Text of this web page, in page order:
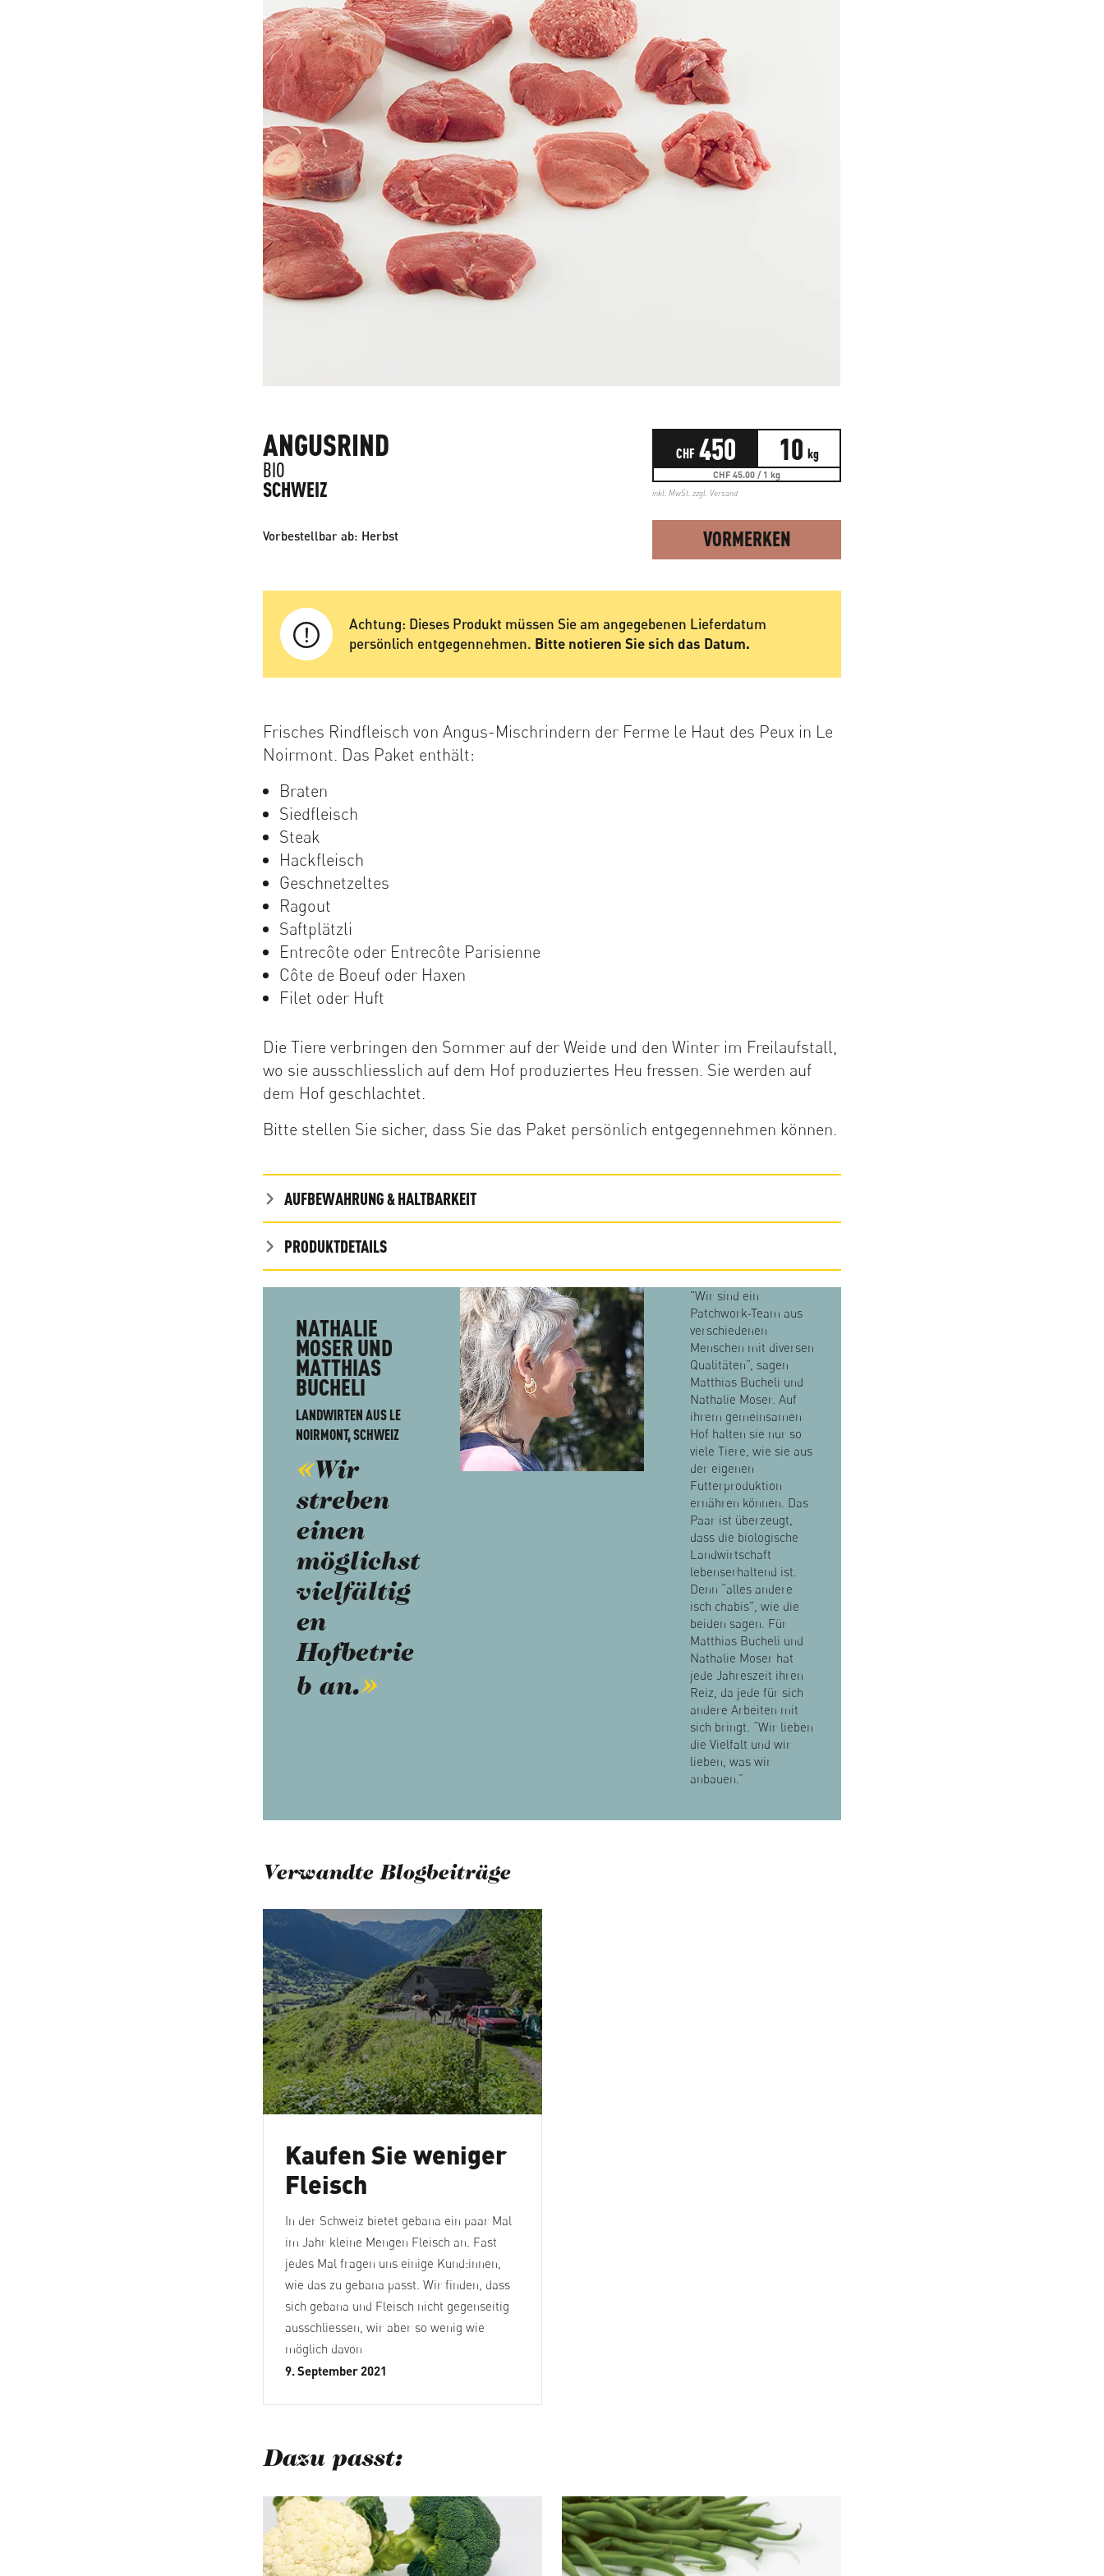
ANGUSRIND
BIO
SCHWEIZ
Vorbestellbar ab: Herbst
CHF 450 10 kg
CHF 45.00 / 1 kg
inkl. MwSt. zzgl. Versand
VORMERKEN
Achtung: Dieses Produkt müssen Sie am angegebenen Lieferdatum
persönlich entgegennehmen. Bitte notieren Sie sich das Datum.
Frisches Rindfleisch von Angus-Mischrindern der Ferme le Haut des Peux in Le
Noirmont. Das Paket enthält:
Braten
Siedfleisch
Steak
Hackfleisch
Geschnetzeltes
Ragout
Saftplätzli
Entrecôte oder Entrecôte Parisienne
Côte de Boeuf oder Haxen
Filet oder Huft
Die Tiere verbringen den Sommer auf der Weide und den Winter im Freilaufstall,
wo sie ausschliesslich auf dem Hof produziertes Heu fressen. Sie werden auf
dem Hof geschlachtet.
Bitte stellen Sie sicher, dass Sie das Paket persönlich entgegennehmen können.
AUFBEWAHRUNG & HALTBARKEIT
PRODUKTDETAILS
NATHALIE
MOSER UND
MATTHIAS
BUCHELI
LANDWIRTEN AUS LE
NOIRMONT, SCHWEIZ
Wir
streben
einen
möglichst
vielfältig
en
Hofbetrie
b an.
"Wir sind ein
Patchwork-Team aus
verschiedenen
Menschen mit diversen
Qualitäten”, sagen
Matthias Bucheli und
Nathalie Moser. Auf
ihrem gemeinsamen
Hof halten sie nur so
viele Tiere, wie sie aus
der eigenen
Futterproduktion
ernähren können. Das
Paar ist überzeugt,
dass die biologische
Landwirtschaft
lebenserhaltend ist.
Denn “alles andere
isch chabis", wie die
beiden sagen. Für
Matthias Bucheli und
Nathalie Moser hat
jede Jahreszeit ihren
Reiz, da jede für sich
andere Arbeiten mit
sich bringt. “Wir lieben
die Vielfalt und wir
lieben, was wir
anbauen.”
Verwandte Blogbeiträge
Kaufen Sie weniger
Fleisch
In der Schweiz bietet gebana ein paar Mal
im Jahr kleine Mengen Fleisch an. Fast
jedes Mal fragen uns einige Kund:innen,
wie das zu gebana passt. Wir finden, dass
sich gebana und Fleisch nicht gegenseitig
ausschliessen, wir aber so wenig wie
möglich davon
9. September 2021
Dazu passt:
Produktgalerie überspringen